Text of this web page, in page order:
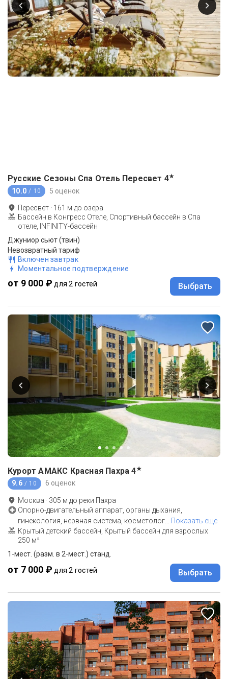
Русские Сезоны Спа Отель Пересвет 4★
10.0 / 10 5 оценок
Пересвет · 161 м до озера
Бассейн в Конгресс Отеле, Спортивный бассейн в Спа
отеле, INFINITY-бассейн
Джуниор сьют (твин)
Невозвратный тариф
Включен завтрак
Моментальное подтверждение
от 9 000 ₽ для 2 гостей Выбрать
Курорт АМАКС Красная Пахра 4★
9.6 / 10 6 оценок
Москва · 305 м до реки Пахра
Опорно-двигательный аппарат, органы дыхания,
гинекология, нервная система, косметолог
Показать еще
Крытый детский бассейн, Крытый бассейн для взрослых
250 м²
1-мест. (разм. в 2-мест.) станд.
от 7 000 ₽ для 2 гостей Выбрать